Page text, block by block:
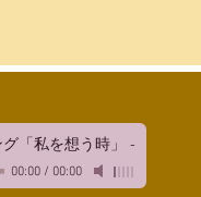
「私を想う時」 -
00:00/ 00:00